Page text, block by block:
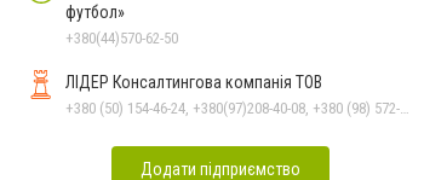
футбол»
+380(44)570-62-50
ЛІДЕР Консалтингова компанія ТОВ
Додати підприємство